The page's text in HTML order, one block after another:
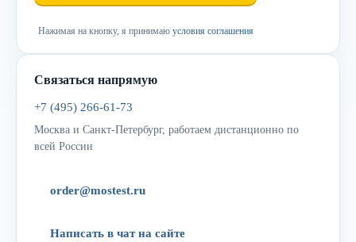
Нажимая на кнопку, я принимаю условия соглашения
Связаться напрямую
+7 (495) 266-61-73
Москва и Санкт-Петербург, работаем дистанционно по
всей России
order@mostest.ru
Написать в чат на сайте